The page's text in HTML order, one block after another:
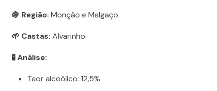
🍇 Região: Monção e Melgaço.
🌱 Castas: Alvarinho.
🧪 Análise:
Teor alcoólico: 12,5%